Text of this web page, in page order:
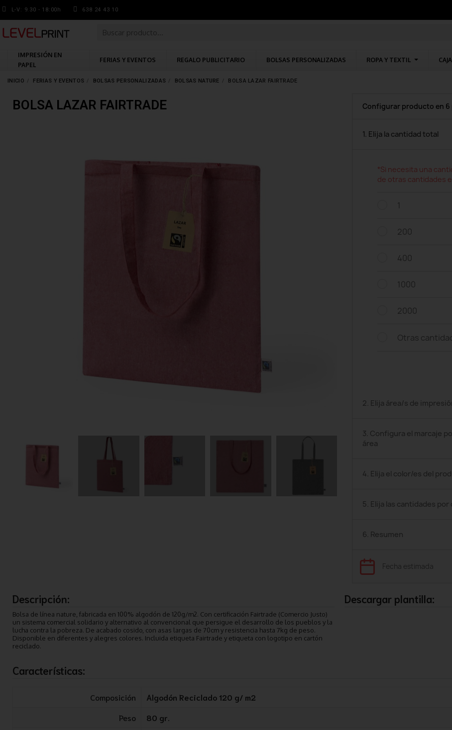
L-V: 9.30 - 18:00h 638 24 43 10
IMPRESIÓN EN
PAPEL
FERIAS Y EVENTOS REGALO PUBLICITARIO BOLSAS PERSONALIZADAS ROPA Y TEXTIL
INICIO FERIAS Y EVENTOS BOLSAS PERSONALIZADAS BOLSAS NATURE BOLSA LAZAR FAIRTRADE
BOLSA LAZAR FAIRTRADE Configurar producto en 6
1. Elija la cantidad total
*Si necesita una
de otras cantidades
1
200
400
1000
2000
Otras
2. Elija área/s de
3. Configura el marcaje
área
4. Elija el color/es del
5. Elija las cantidades por
6. Resumen
Fecha estimada
Descripción:
Bolsa de línea nature, fabricada en 100% algodón de 120g/m2. Con certificación Fairtrade (Comercio Justo)
un sistema comercial solidario y alternativo al convencional que persigue el desarrollo de los pueblos y la
lucha contra la pobreza. De acabado cosido, con asas largas de 70cm y resistencia hasta 7kg de peso.
Disponible en diferentes y alegres colores. Incluida etiqueta Fairtrade y etiqueta con logotipo en cartón
reciclado.
Descargar plantilla:
Características:
Composición
Algodón Reciclado 120 g/ m2
Peso
80 gr.